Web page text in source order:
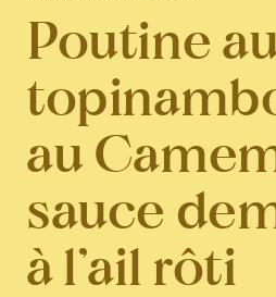
Poutine
au
sauce
à l’ail rôti